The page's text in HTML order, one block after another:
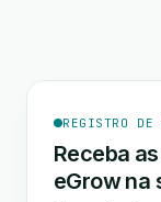
REGISTRO DE
Receba
eGrow na